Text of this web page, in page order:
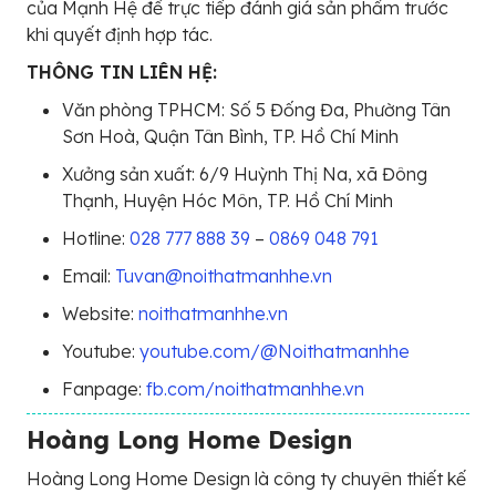
của Mạnh Hệ để trực tiếp đánh giá sản phẩm trước
khi quyết định hợp tác.
THÔNG TIN LIÊN HỆ:
Văn phòng TPHCM: Số 5 Đống Đa, Phường Tân
Sơn Hoà, Quận Tân Bình, TP. Hồ Chí Minh
Xưởng sản xuất: 6/9 Huỳnh Thị Na, xã Đông
Thạnh, Huyện Hóc Môn, TP. Hồ Chí Minh
Hotline: 028 777 888 39 – 0869 048 791
Email: Tuvan@noithatmanhhe.vn
Website: noithatmanhhe.vn
Youtube: youtube.com/@Noithatmanhhe
Fanpage: fb.com/noithatmanhhe.vn
Hoàng Long Home Design
Hoàng Long Home Design là công ty chuyên thiết kế